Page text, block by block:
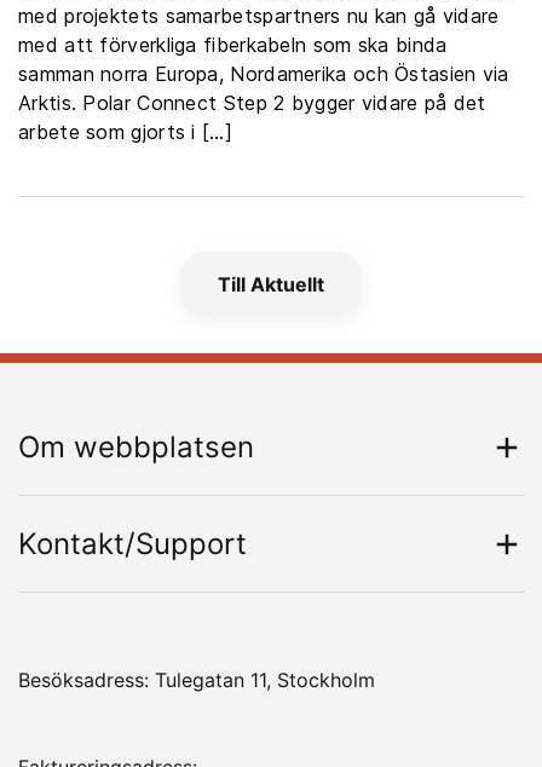
med projektets samarbetspartners nu kan gå vidare
med att förverkliga fiberkabeln som ska binda
samman norra Europa, Nordamerika och Östasien via
Arktis. Polar Connect Step 2 bygger vidare på det
arbete som gjorts i […]
Till Aktuellt
Om webbplatsen
Kontakt/Support
Besöksadress: Tulegatan 11, Stockholm